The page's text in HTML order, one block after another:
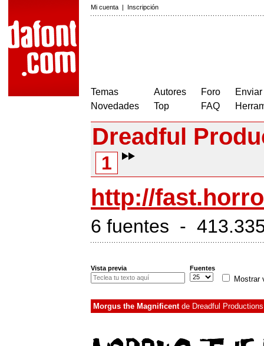
Mi cuenta | Inscripción
Temas
Novedades
Autores
Top
Foro
FAQ
Dreadful
1
http://
6 fuentes -
Vista previa Fuentes
Mostrar
Morgus the Magnificentde Dreadful Productions